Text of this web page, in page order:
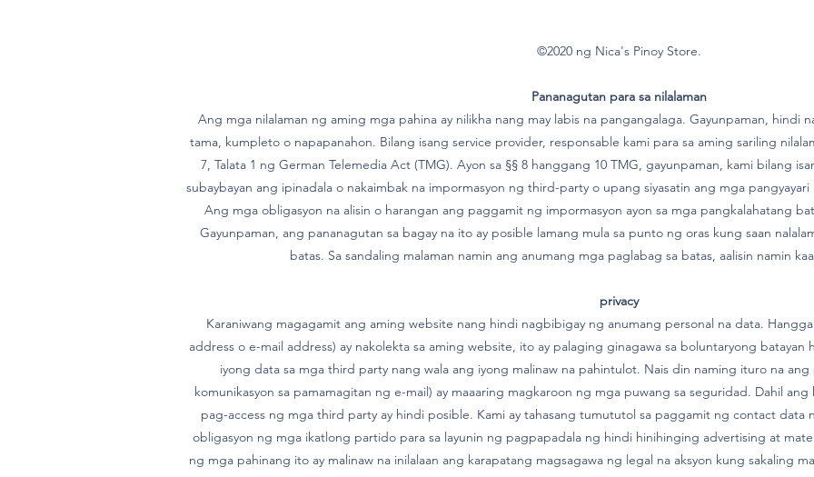
©2020 ng Nica's Pinoy Store.
Pananagutan para sa nilalaman
Ang mga nilalaman ng aming mga pahina ay nilikha nang may labis na pangangalaga. Gayunpaman, hindi
tama, kumpleto o napapanahon. Bilang isang service provider, responsable kami para sa aming sariling
7, Talata 1 ng German Telemedia Act (TMG). Ayon sa §§ 8 hanggang 10 TMG, gayunpaman, kami bilang
subaybayan ang ipinadala o nakaimbak na impormasyon ng third-party o upang siyasatin ang mga
Ang mga obligasyon na alisin o harangan ang paggamit ng impormasyon ayon sa mga pangkalahatang
Gayunpaman, ang pananagutan sa bagay na ito ay posible lamang mula sa punto ng oras kung saan
batas. Sa sandaling malaman namin ang anumang mga paglabag sa batas, aalisin namin
privacy
Karaniwang magagamit ang aming website nang hindi nagbibigay ng anumang personal na data.
address o e-mail address) ay nakolekta sa aming website, ito ay palaging ginagawa sa boluntaryong
iyong data sa mga third party nang wala ang iyong malinaw na pahintulot. Nais din naming ituro na
komunikasyon sa pamamagitan ng e-mail) ay maaaring magkaroon ng mga puwang sa seguridad. Dahil
pag-access ng mga third party ay hindi posible. Kami ay tahasang tumututol sa paggamit ng contact data
obligasyon ng mga ikatlong partido para sa layunin ng pagpapadala ng hindi hinihinging advertising at
ng mga pahinang ito ay malinaw na inilalaan ang karapatang magsagawa ng legal na aksyon kung sakaling